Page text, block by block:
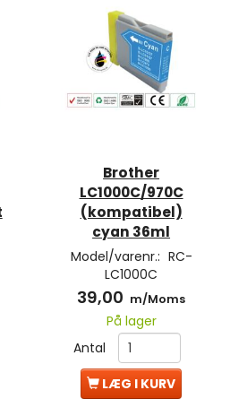
Brother
LC1000C/970C
(kompatibel)
cyan 36ml
Model/varenr.: RC-
LC1000C
39,00 m/Moms
På lager
Antal
LÆG I KURV